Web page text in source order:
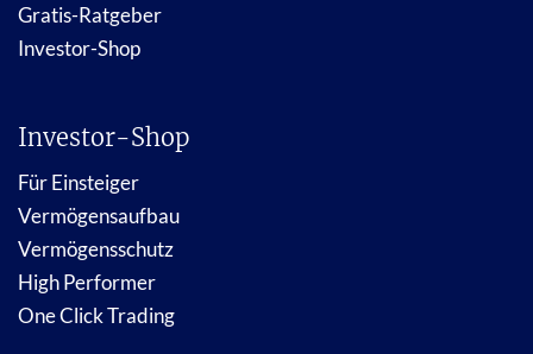
Gratis-Ratgeber
Investor-Shop
Investor-Shop
Für Einsteiger
Vermögensaufbau
Vermögensschutz
High Performer
One Click Trading